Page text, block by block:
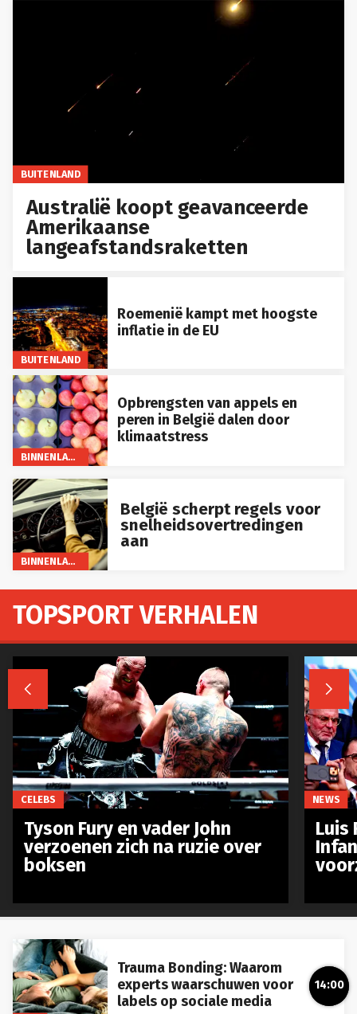
Australië koopt geavanceerde
Amerikaanse
langeafstandsraketten
BUITENLAND
inflatie in de EU
BINNENLAND
peren in België dalen door
klimaatstress
BINNENLAND
snelheidsovertredingen
aan
LIFE
experts waarschuwen voor
labels op sociale media
TOPSPORT VERHALEN
 
CELEBS
Tyson Fury en vader John
verzoenen zich na ruzie over
boksen
NEWS
Luis
14:00